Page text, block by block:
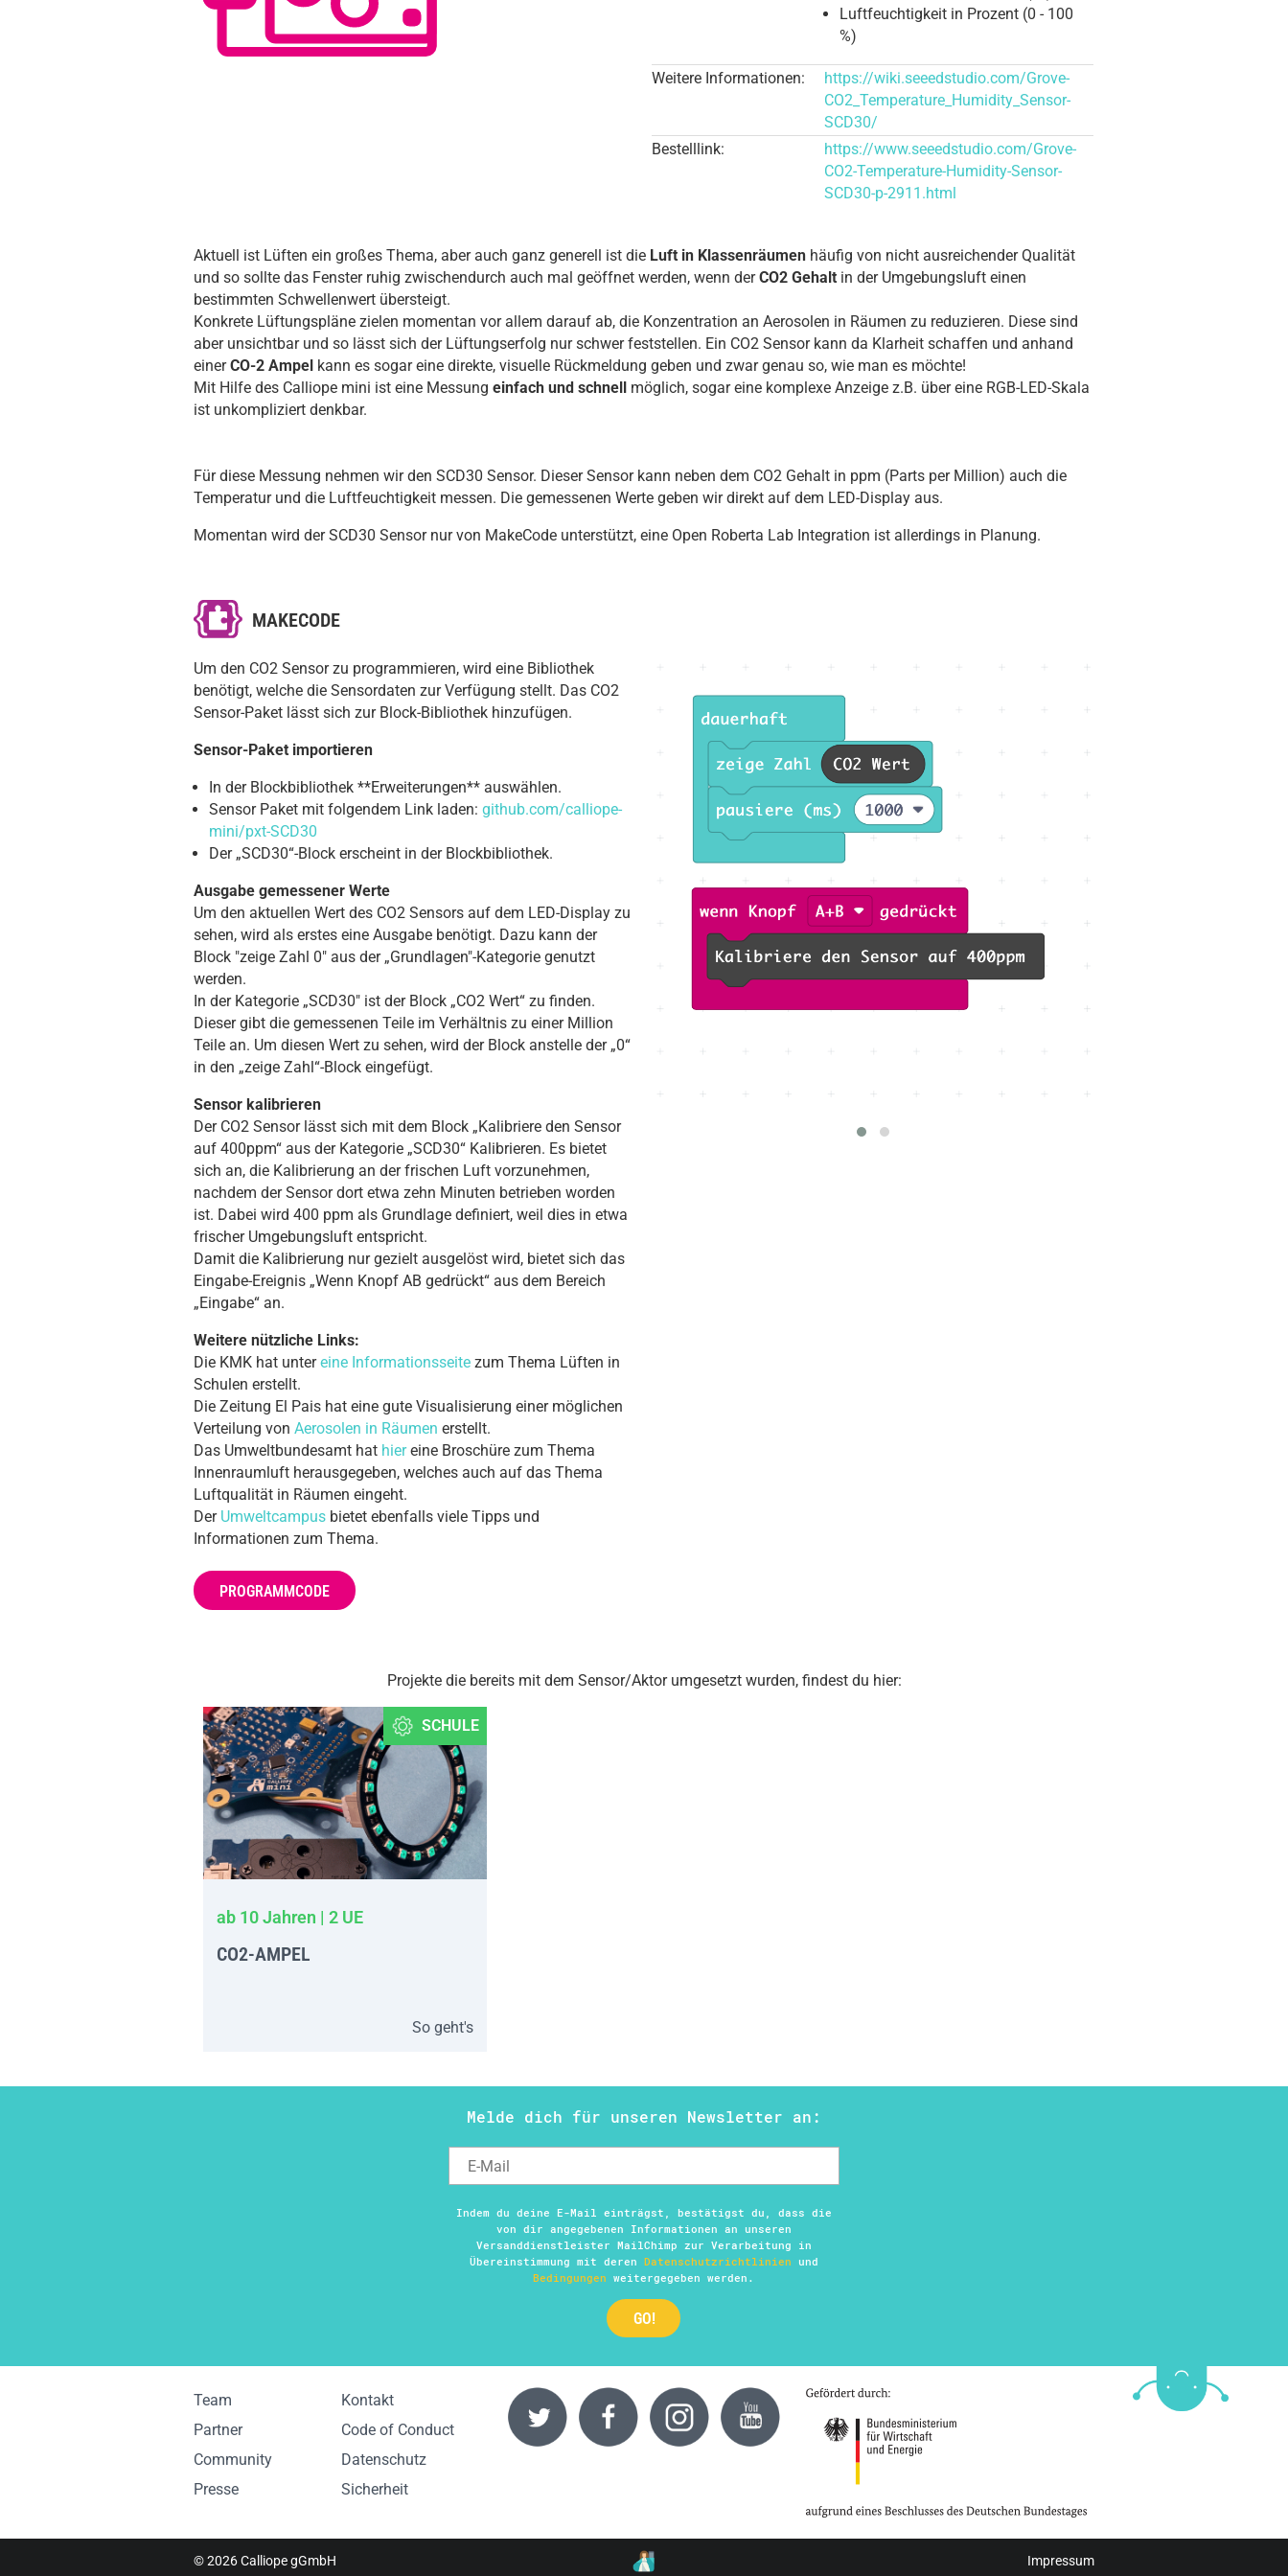
Luftfeuchtigkeit in Prozent (0 - 100
%)
Weitere Informationen:
https://wiki.seeedstudio.com/Grove-
CO2_Temperature_Humidity_Sensor-
SCD30/
Bestelllink:
https://www.seeedstudio.com/Grove-
CO2-Temperature-Humidity-Sensor-
SCD30-p-2911.html
Aktuell ist Lüften ein großes Thema, aber auch ganz generell ist die Luft in Klassenräumen häufig von nicht ausreichender Qualität
und so sollte das Fenster ruhig zwischendurch auch mal geöffnet werden, wenn derCO2 Gehalt in der Umgebungsluft einen
bestimmten Schwellenwert übersteigt.
Konkrete Lüftungspläne zielen momentan vor allem darauf ab, die Konzentration an Aerosolen in Räumen zu reduzieren. Diese sind
aber unsichtbar und so lässt sich der Lüftungserfolg nur schwer feststellen. Ein CO2 Sensor kann da Klarheit schaffen und anhand
einerCO-2 Ampel kann es sogar eine direkte, visuelle Rückmeldung geben und zwar genau so, wie man es möchte!
Mit Hilfe des Calliope mini ist eine Messung einfach und schnell möglich, sogar eine komplexe Anzeige z.B. über eine RGB-LED-Skala
ist unkompliziert denkbar.
Für diese Messung nehmen wir den SCD30 Sensor. Dieser Sensor kann neben dem CO2 Gehalt in ppm (Parts per Million) auch die
Temperatur und die Luftfeuchtigkeit messen. Die gemessenen Werte geben wir direkt auf dem LED-Display aus.
Momentan wird der SCD30 Sensor nur von MakeCode unterstützt, eine Open Roberta Lab Integration ist allerdings in Planung.
MAKECODE
Um den CO2 Sensor zu programmieren, wird eine Bibliothek
benötigt, welche die Sensordaten zur Verfügung stellt. Das CO2
Sensor-Paket lässt sich zur Block-Bibliothek hinzufügen.
Sensor-Paket importieren
In der Blockbibliothek **Erweiterungen** auswählen.
Sensor Paket mit folgendem Link laden: github.com/calliope-
mini/pxt-SCD30
Der „SCD30“-Block erscheint in der Blockbibliothek.
Ausgabe gemessener Werte
Um den aktuellen Wert des CO2 Sensors auf dem LED-Display zu
sehen, wird als erstes eine Ausgabe benötigt. Dazu kann der
Block "zeige Zahl 0" aus der „Grundlagen"-Kategorie genutzt
werden.
In der Kategorie „SCD30" ist der Block „CO2 Wert“ zu finden.
Dieser gibt die gemessenen Teile im Verhältnis zu einer Million
Teile an. Um diesen Wert zu sehen, wird der Block anstelle der „0“
in den „zeige Zahl“-Block eingefügt.
Sensor kalibrieren
Der CO2 Sensor lässt sich mit dem Block „Kalibriere den Sensor
auf 400ppm“ aus der Kategorie „SCD30“ Kalibrieren. Es bietet
sich an, die Kalibrierung an der frischen Luft vorzunehmen,
nachdem der Sensor dort etwa zehn Minuten betrieben worden
ist. Dabei wird 400 ppm als Grundlage definiert, weil dies in etwa
frischer Umgebungsluft entspricht.
Damit die Kalibrierung nur gezielt ausgelöst wird, bietet sich das
Eingabe-Ereignis „Wenn Knopf AB gedrückt“ aus dem Bereich
„Eingabe“ an.
Weitere nützliche Links:
Die KMK hat untereine Informationsseite zum Thema Lüften in
Schulen erstellt.
Die Zeitung El Pais hat eine gute Visualisierung einer möglichen
Verteilung von Aerosolen in Räumen erstellt.
Das Umweltbundesamt hat hiereine Broschüre zum Thema
Innenraumluft herausgegeben, welches auch auf das Thema
Luftqualität in Räumen eingeht.
Der Umweltcampus bietet ebenfalls viele Tipps und
Informationen zum Thema.
PROGRAMMCODE
Projekte die bereits mit dem Sensor/Aktor umgesetzt wurden, findest du hier:
ab 10 Jahren | 2 UE
CO2-AMPEL
So geht's
SCHULE
Melde dich für unseren Newsletter an:
Indem du deine E-Mail einträgst, bestätigst du, dass die
von dir angegebenen Informationen an unseren
Versanddienstleister MailChimp zur Verarbeitung in
Übereinstimmung mit deren Datenschutzrichtlinien und
Bedingungen weitergegeben werden.
Team
Kontakt
Partner
Code of Conduct
Community
Datenschutz
Presse
Sicherheit
© 2026Calliope gGmbH Impressum